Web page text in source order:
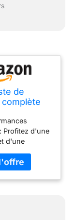
de
complète
SFF I5 7ᵉ
16 Go
512 Go,
Wi-FI,
Haut-
intégrés,
11, Office
Profitez d'une
d'une
grâce à
puissante,
avec